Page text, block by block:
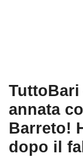
annata
Barreto!
dopo il